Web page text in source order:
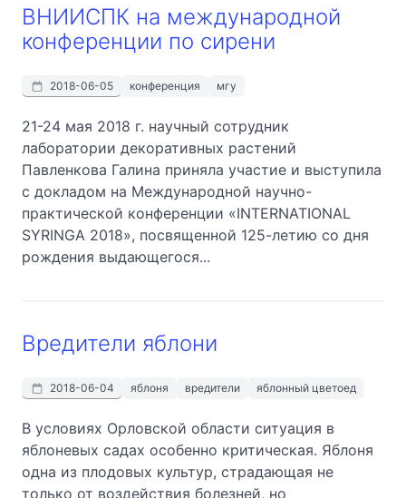
ВНИИСПК на международной
конференции по сирени
2018-06-05 конференция мгу
21-24 мая 2018 г. научный сотрудник
лаборатории декоративных растений
Павленкова Галина приняла участие и выступила
с докладом на Международной научно-
практической конференции «INTERNATIONAL
SYRINGA 2018», посвященной 125-летию со дня
рождения выдающегося...
Вредители яблони
2018-06-04 яблоня вредители яблонный цветоед
В условиях Орловской области ситуация в
яблоневых садах особенно критическая. Яблоня
одна из плодовых культур, страдающая не
только от воздействия болезней, но